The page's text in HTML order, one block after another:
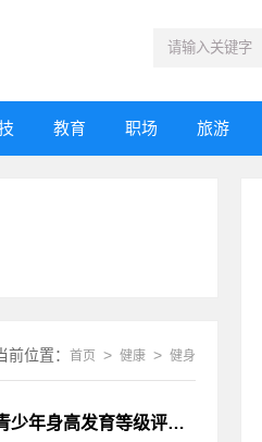
教育 职场 旅游
前位置： 首页 > 健康 > 健身
国家卫生健康委员会发布健康新标准《7 岁～18 岁儿童青少年身高发育等级评价》